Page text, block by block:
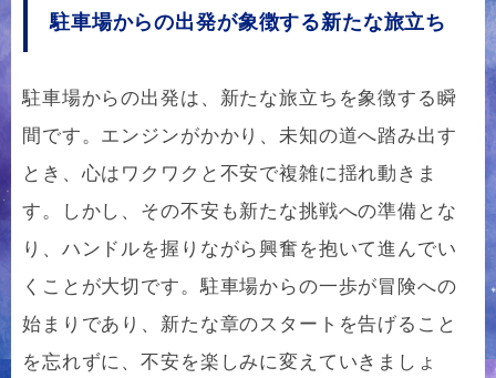
駐車場からの出発が象徴する新たな旅立ち
駐車場からの出発は、新たな旅立ちを象徴する瞬
間です。エンジンがかかり、未知の道へ踏み出す
とき、心はワクワクと不安で複雑に揺れ動きま
す。しかし、その不安も新たな挑戦への準備とな
り、ハンドルを握りながら興奮を抱いて進んでい
くことが大切です。駐車場からの一歩が冒険への
始まりであり、新たな章のスタートを告げること
を忘れずに、不安を楽しみに変えていきましょ